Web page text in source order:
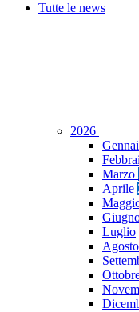
Tutte le news
2026
Marzo
Aprile
Luglio
Agosto